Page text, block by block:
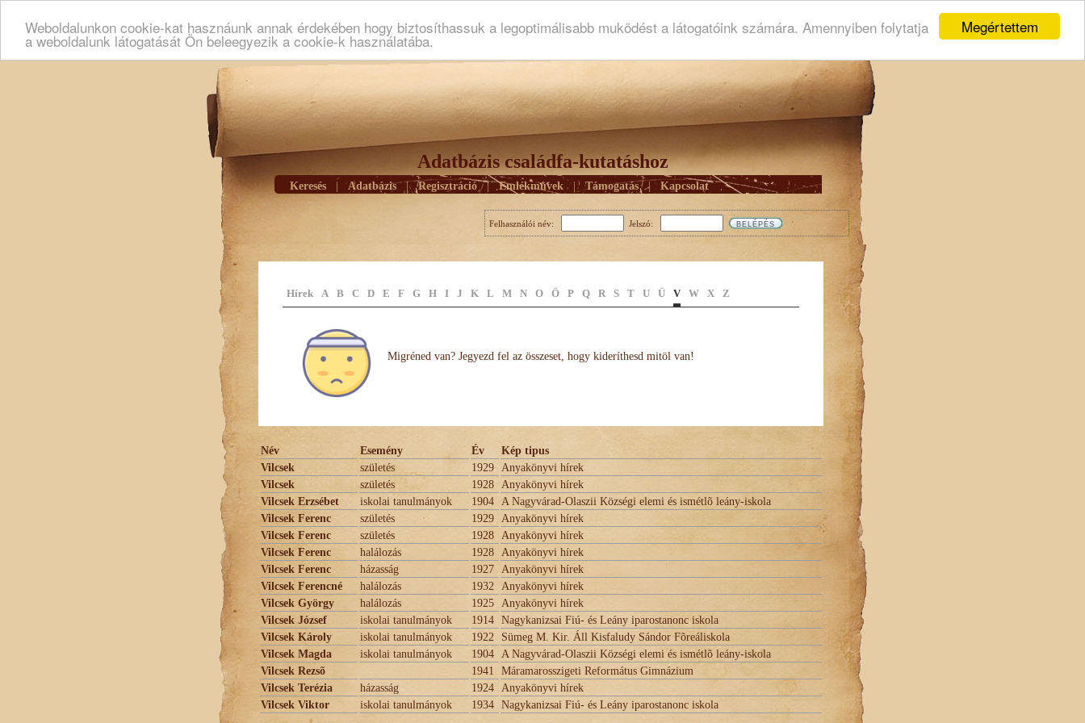
Megértettem
Weboldalunkon cookie-kat hasznáunk annak érdekében hogy biztosíthassuk a legoptimálisabb muködést a látogatóink számára. Amennyiben folytatja
a weboldalunk látogatását Ön beleegyezik a cookie-k használatába.
Adatbázis családfa-kutatáshoz
Keresés Adatbázis | Regisztráció | Emlékmûvek | Támogatás | Kapcsolat
Felhasználói név: Jelszó:
Hírek A B C D E F G H I J K L M N O Ö P Q R S T U Ü V W X Z
Migréned van? Jegyezd fel az összeset, hogy kideríthesd mitöl van!
Név Esemény Év
Kép tipus
Vilcsek
születés 1929 Anyakönyvi hírek
Vilcsek
születés 1928 Anyakönyvi hírek
Vilcsek Erzsébet
iskolai tanulmányok 1904 A Nagyvárad-Olaszii Községi elemi és ismétlõ leány-iskola
Vilcsek Ferenc
születés 1929 Anyakönyvi hírek
Vilcsek Ferenc
születés 1928 Anyakönyvi hírek
Vilcsek Ferenc
halálozás 1928 Anyakönyvi hírek
Vilcsek Ferenc
házasság 1927 Anyakönyvi hírek
Vilcsek Ferencné
halálozás 1932 Anyakönyvi hírek
Vilcsek György
halálozás 1925 Anyakönyvi hírek
Vilcsek József
iskolai tanulmányok 1914 Nagykanizsai Fiú- és Leány iparostanonc iskola
Vilcsek Károly
iskolai tanulmányok 1922
Sümeg M. Kir. Áll Kisfaludy Sándor Fõreáliskola
Vilcsek Magda
iskolai tanulmányok 1904 A Nagyvárad-Olaszii Községi elemi és ismétlõ leány-iskola
Vilcsek Rezsõ
1941
Máramarosszigeti Református Gimnázium
Vilcsek Terézia
házasság 1924 Anyakönyvi hírek
Vilcsek Viktor
iskolai tanulmányok 1934 Nagykanizsai Fiú- és Leány iparostanonc iskola